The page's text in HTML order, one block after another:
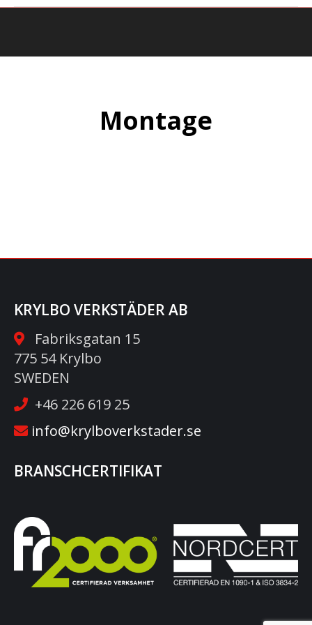
Montage
KRYLBO VERKSTÄDER AB
Fabriksgatan 15
775 54 Krylbo
SWEDEN
+46 226 619 25
info@krylboverkstader.se
BRANSCHCERTIFIKAT